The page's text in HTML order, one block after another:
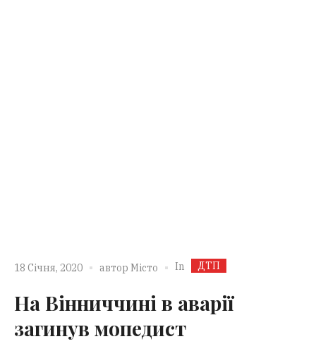
18 Січня, 2020 автор Місто In ДТП
На Вінниччині в аварії
загинув мопедист